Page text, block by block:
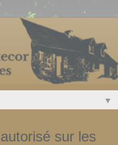
▼
sur les